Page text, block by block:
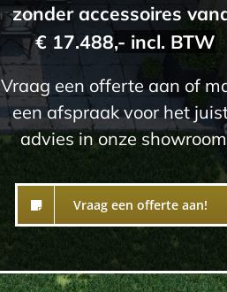
zonder accessoires
€ 17.488,- incl. BTW
Vraag een offerte aan of
een afspraak voor het
advies in onze
Vraag een offerte aan!